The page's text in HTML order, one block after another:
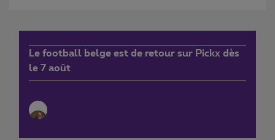
Le football belge est de retour sur Pickx dès
le 7 août